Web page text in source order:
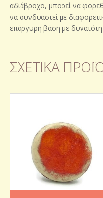
αδιάβροχο, μπορεί να
να συνδυαστεί με
επάργυρη βάση με
ΣΧΕΤΙΚΆ